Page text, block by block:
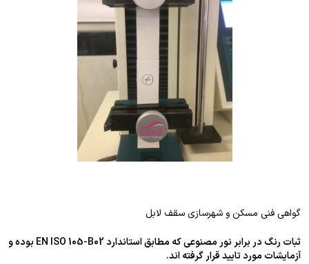
گواهی فنی مسکن و شهرسازی سقف لابل
ثبات رنگ در برابر نور مصنوعی که مطابق استاندارد EN ISO 105-B02 بوده و
آزمایشات مورد تایید قرار گرفته اند.